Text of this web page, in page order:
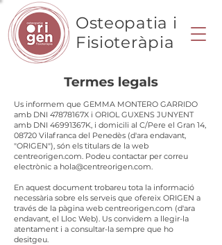
Osteopatia i
Fisioteràpia
Us informem que GEMMA MONTERO GARRIDO
amb DNI 47878167X i ORIOL GUXENS JUNYENT
amb DNI 46991367K, i domicili al C/Pere el Gran 14,
08720 Vilafranca del Penedès (d'ara endavant,
"ORIGEN"), són els titulars de la web
centreorigen.com. Podeu contactar per correu
electrònic a hola@centreorigen.com.
En aquest document trobareu tota la informació
necessària sobre els serveis que ofereix ORIGEN a
través de la pàgina web centreorigen.com (d'ara
endavant, el Lloc Web). Us convidem a llegir-la
atentament i a consultar-la sempre que ho
desitgeu.